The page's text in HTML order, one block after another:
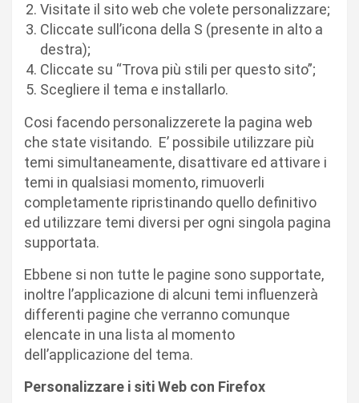
Visitate il sito web che volete personalizzare;
Cliccate sull’icona della S (presente in alto a
destra);
Cliccate su “Trova più stili per questo sito”;
Scegliere il tema e installarlo.
Cosi facendo personalizzerete la pagina web
che state visitando. E’ possibile utilizzare più
temi simultaneamente, disattivare ed attivare i
temi in qualsiasi momento, rimuoverli
completamente ripristinando quello definitivo
ed utilizzare temi diversi per ogni singola pagina
supportata.
Ebbene si non tutte le pagine sono supportate,
inoltre l’applicazione di alcuni temi influenzerà
differenti pagine che verranno comunque
elencate in una lista al momento
dell’applicazione del tema.
Personalizzare i siti Web con Firefox